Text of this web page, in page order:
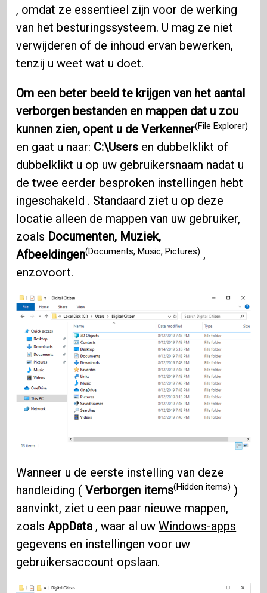
, omdat ze essentieel zijn voor de werking
van het besturingssysteem. U mag ze niet
verwijderen of de inhoud ervan bewerken,
tenzij u weet wat u doet.
Om een ​​beter beeld te krijgen van het aantal
verborgen bestanden en mappen dat u zou
kunnen zien, opent u de Verkenner(File Explorer)
en gaat u naar: C:\Users en dubbelklikt of
dubbelklikt u op uw gebruikersnaam nadat u
de twee eerder besproken instellingen hebt
ingeschakeld . Standaard ziet u op deze
locatie alleen de mappen van uw gebruiker,
zoals Documenten, Muziek,
Afbeeldingen(Documents, Music, Pictures) ,
enzovoort.
Wanneer u de eerste instelling van deze
handleiding (Verborgen items(Hidden items) )
aanvinkt, ziet u een paar nieuwe mappen,
zoalsAppData, waar al uwWindows-apps
gegevens en instellingen voor uw
gebruikersaccount opslaan.